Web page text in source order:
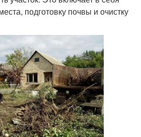
подготовку почвы и очистку